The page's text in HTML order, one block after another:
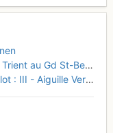
au Gd St-Bernard
- Dolent - Argentière - Trient